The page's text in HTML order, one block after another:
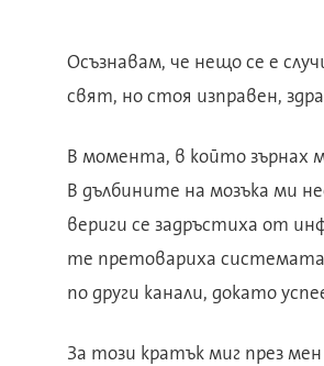
Осъзнавам, че нещо се е
свят, но стоя изправен,
В момента, в който зърнах
В дълбините на мозъка ми
вериги се задръстиха от
те претовариха системата
по други канали, докато
За този кратък миг през